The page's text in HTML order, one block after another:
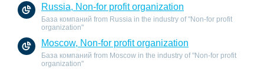
Russia, Non-for profit organization
База компаний from Russia in the industry of "Non-for profit
organization"
Moscow, Non-for profit organization
База компаний from Moscow in the industry of "Non-for profit
organization"